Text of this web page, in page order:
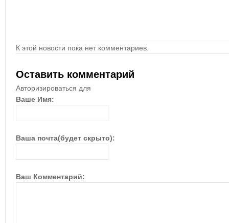
К этой новости пока нет комментариев.
Оставить комментарий
Авторизироваться для
Ваше Имя:
Ваша почта(будет скрыто):
Ваш Комментарий: